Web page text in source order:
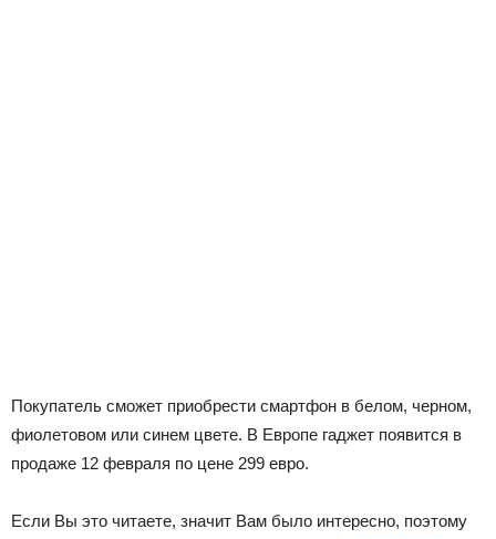
Покупатель сможет приобрести смартфон в белом, черном,
фиолетовом или синем цвете. В Европе гаджет появится в
продаже 12 февраля по цене 299 евро.
Если Вы это читаете, значит Вам было интересно, поэтому